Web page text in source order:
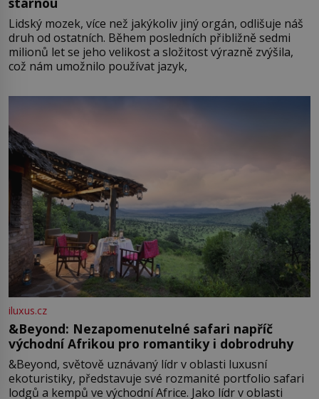
Lidský mozek, více než jakýkoliv jiný orgán, odlišuje náš
druh od ostatních. Během posledních přibližně sedmi
milionů let se jeho velikost a složitost výrazně zvýšila,
což nám umožnilo používat jazyk,
iluxus.cz
&Beyond: Nezapomenutelné safari napříč
východní Afrikou pro romantiky i dobrodruhy
&Beyond, světově uznávaný lídr v oblasti luxusní
ekoturistiky, představuje své rozmanité portfolio safari
lodgů a kempů ve východní Africe. Jako lídr v oblasti